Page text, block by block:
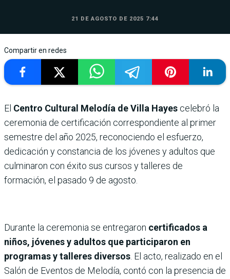
21 DE AGOSTO DE 2025 7:44
Compartir en redes
El Centro Cultural Melodía de Villa Hayes celebró la
ceremonia de certificación correspondiente al primer
semestre del año 2025, reconociendo el esfuerzo,
dedicación y constancia de los jóvenes y adultos que
culminaron con éxito sus cursos y talleres de
formación, el pasado 9 de agosto.
Durante la ceremonia se entregaron certificados a
niños, jóvenes y adultos que participaron en
programas y talleres diversos. El acto, realizado en el
Salón de Eventos de Melodía, contó con la presencia de